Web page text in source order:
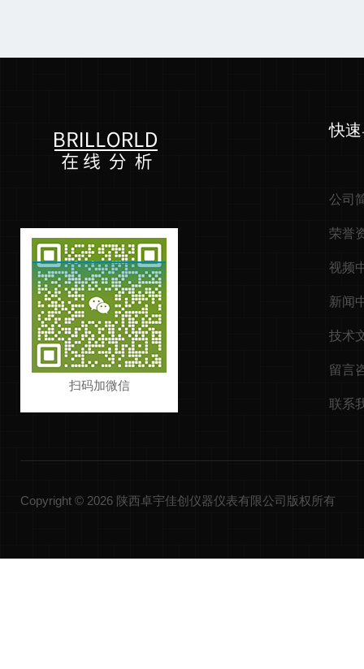
扫码加微信
快
公司
荣誉
视频
新闻
技术
留言
联系
Copyright © 2026 陕西卓宇佳创仪器仪表有限公司版权所有